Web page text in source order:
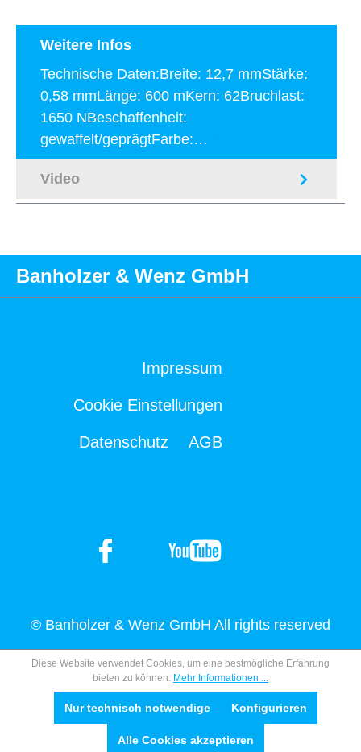
Weitere Infos
Technische Daten:Breite: 12,7 mmStärke:
0,58 mmLänge: 600 mKern: 62Bruchlast:
1650 NBeschaffenheit:
gewaffelt/geprägtFarbe:…
Video
Banholzer & Wenz GmbH
Impressum
Cookie Einstellungen
Datenschutz AGB
© Banholzer & Wenz GmbH All rights reserved
Diese Website verwendet Cookies, um eine bestmögliche Erfahrung
bieten zu können. Mehr Informationen ...
Nur technisch notwendige Konfigurieren
Alle Cookies akzeptieren